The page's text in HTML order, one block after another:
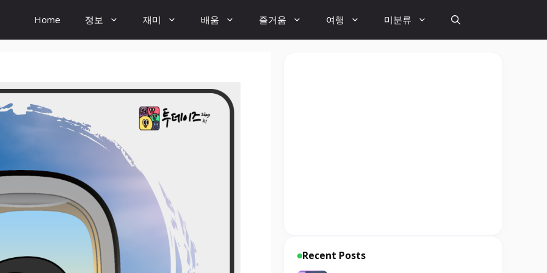
Home 정보 재미 배움 즐거움 여행 미분류
Recent Posts